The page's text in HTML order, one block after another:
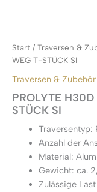
Start / Traversen &
WEG T-STÜCK SI
Traversen & Zubehör
PROLYTE
STÜCK SI
Traversentyp:
Anzahl der
Material:
Gewicht: ca.
Zulässige